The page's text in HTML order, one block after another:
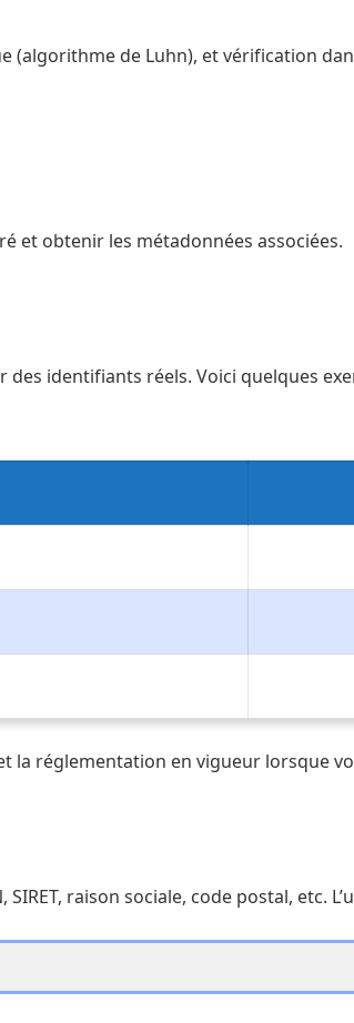
de Luhn), et vérification
et obtenir les métadonnées associées.
identifiants réels. Voici
la réglementation en vigueur lorsque
raison sociale, code postal,